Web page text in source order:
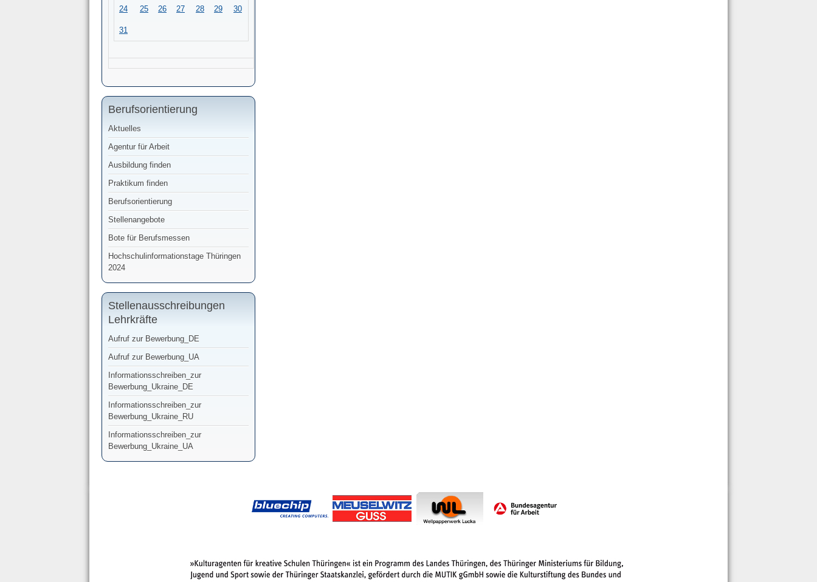
24 25 26 27 28 29 30
31
Berufsorientierung
Aktuelles
Agentur für Arbeit
Ausbildung finden
Praktikum finden
Berufsorientierung
Stellenangebote
Bote für Berufsmessen
Hochschulinformationstage Thüringen
2024
Stellenausschreibungen
Lehrkräfte
Aufruf zur Bewerbung_DE
Aufruf zur Bewerbung_UA
Informationsschreiben_zur
Bewerbung_Ukraine_DE
Informationsschreiben_zur
Bewerbung_Ukraine_RU
Informationsschreiben_zur
Bewerbung_Ukraine_UA